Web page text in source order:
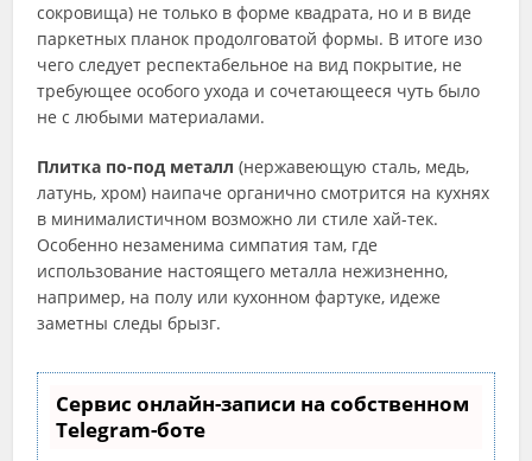
сокровища) не только в форме квадрата, но и в виде
паркетных планок продолговатой формы. В итоге изо
чего следует респектабельное на вид покрытие, не
требующее особого ухода и сочетающееся чуть было
не с любыми материалами.
Плитка по-под металл (нержавеющую сталь, медь,
латунь, хром) наипаче органично смотрится на кухнях
в минималистичном возможно ли стиле хай-тек.
Особенно незаменима симпатия там, где
использование настоящего металла нежизненно,
например, на полу или кухонном фартуке, идеже
заметны следы брызг.
Сервис онлайн-записи на собственном
Telegram-боте